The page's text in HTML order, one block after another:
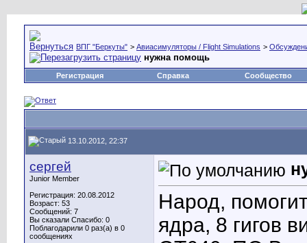
ВПГ "Беркуты" > Авиасимуляторы / Flight Simulations >
нужна помощь
Регистрация Справка Сообщество
13.10.2012, 22:37
сергей
Junior Member
Регистрация: 20.08.2012
Возраст: 53
Сообщений: 7
Вы сказали Спасибо: 0
Поблагодарили 0 раз(а) в 0
сообщениях
Народ,
ядра, 8 гигов